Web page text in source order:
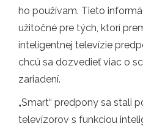
ho používam. Tieto
užitočné pre tých, ktorí
inteligentnej televízie
chcú sa dozvedieť viac o
zariadení.
„Smart“ predpony sa stali
televízorov s funkciou